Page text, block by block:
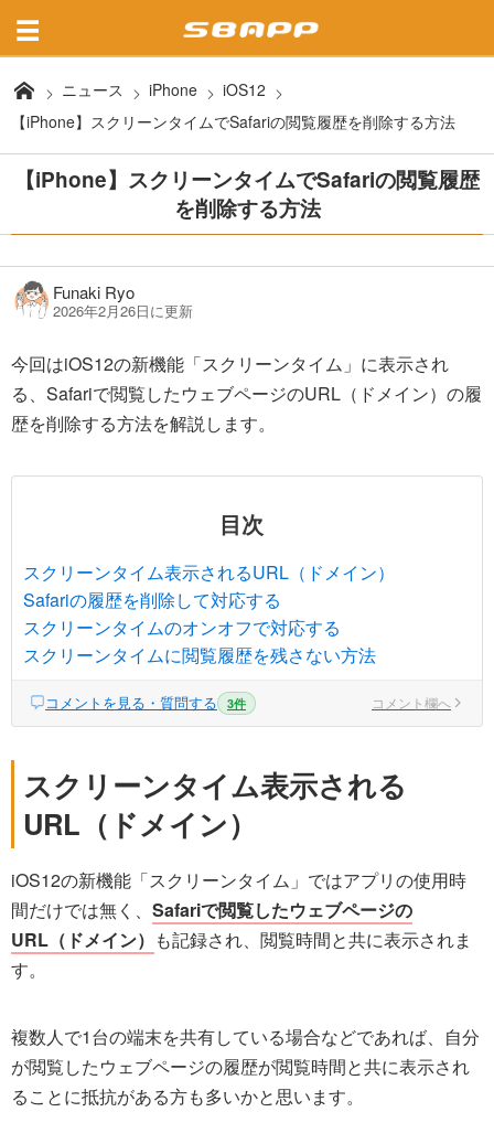
ニュース iPhone
iOS12
【iPhone】スクリーンタイムでSafariの閲覧履歴を削除する方法
【iPhone】スクリーンタイムでSafariの閲覧履歴
を削除する方法
Funaki Ryo
2026年2月26日に更新
今回はiOS12の新機能「スクリーンタイム」に表示され
る、Safariで閲覧したウェブページのURL（ドメイン）の履
歴を削除する方法を解説します。
目次
スクリーンタイム表示されるURL（ドメイン）
Safariの履歴を削除して対応する
スクリーンタイムのオンオフで対応する
スクリーンタイムに閲覧履歴を残さない方法
コメントを見る・質問する 3件 コメント欄へ
スクリーンタイム表示される
URL（ドメイン）
iOS12の新機能「スクリーンタイム」ではアプリの使用時
間だけでは無く、 Safariで閲覧したウェブページの
URL（ドメイン） も記録され、閲覧時間と共に表示されま
す。
複数人で1台の端末を共有している場合などであれば、自分
が閲覧したウェブページの履歴が閲覧時間と共に表示され
ることに抵抗がある方も多いかと思います。